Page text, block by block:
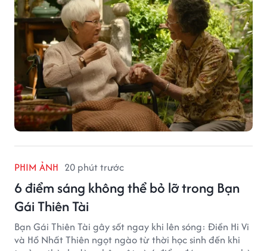
PHIM ẢNH 20 phút trước
6 điểm sáng không thể bỏ lỡ trong Bạn
Gái Thiên Tài
Bạn Gái Thiên Tài gây sốt ngay khi lên sóng: Điền Hi Vi
và Hồ Nhất Thiên ngọt ngào từ thời học sinh đến khi